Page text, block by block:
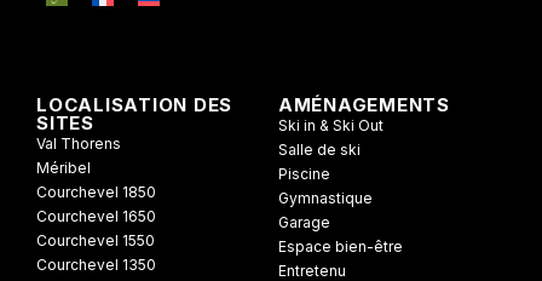
LOCALISATION DES
SITES
Val Thorens
Méribel
Courchevel 1850
Courchevel 1650
Courchevel 1550
Courchevel 1350
AMÉNAGEMENTS
Ski in & Ski Out
Salle de ski
Piscine
Gymnastique
Garage
Espace bien-être
Entretenu